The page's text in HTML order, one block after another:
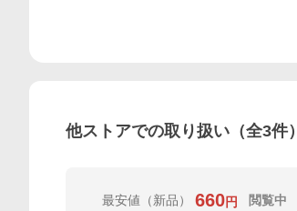
他ストアでの取り扱い（全3件）
最安値 （新品） 660円
閲覧中